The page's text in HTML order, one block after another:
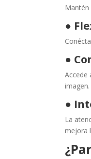
Mantén
●
●
Accede
imagen.
●
La
mejora